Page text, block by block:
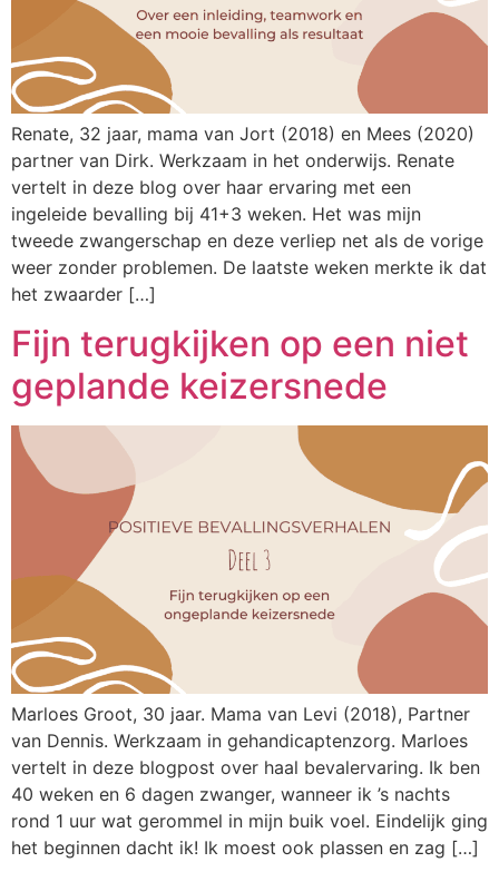
Renate, 32 jaar, mama van Jort (2018) en Mees (2020)
partner van Dirk. Werkzaam in het onderwijs. Renate
vertelt in deze blog over haar ervaring met een
ingeleide bevalling bij 41+3 weken. Het was mijn
tweede zwangerschap en deze verliep net als de vorige
weer zonder problemen. De laatste weken merkte ik dat
het zwaarder […]
Fijn terugkijken op een niet
geplande keizersnede
Marloes Groot, 30 jaar. Mama van Levi (2018), Partner
van Dennis. Werkzaam in gehandicaptenzorg. Marloes
vertelt in deze blogpost over haal bevalervaring. Ik ben
40 weken en 6 dagen zwanger, wanneer ik ’s nachts
rond 1 uur wat gerommel in mijn buik voel. Eindelijk ging
het beginnen dacht ik! Ik moest ook plassen en zag […]